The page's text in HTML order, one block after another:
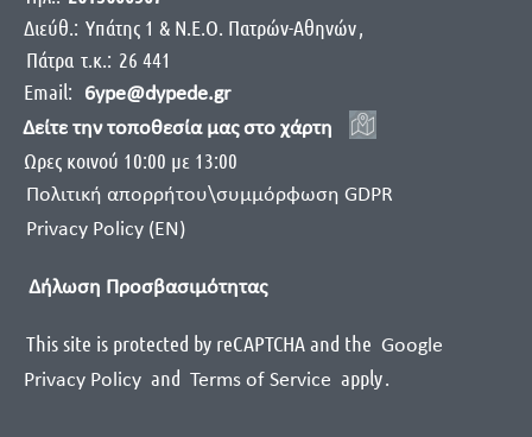
Διεύθ.: Yπάτης 1 & Ν.Ε.Ο. Πατρών-Αθηνών,
Πάτρα τ.κ.: 26 441
Email:
6ype@dypede.gr
Δείτε την τοποθεσία μας στο χάρτη
Ωρες κοινού 10:00 με 13:00
Πολιτική απορρήτου\συμμόρφωση GDPR
Privacy Policy (EN)
Δήλωση Προσβασιμότητας
This site is protected by reCAPTCHA and the Google
Privacy Policy and Terms of Service apply.